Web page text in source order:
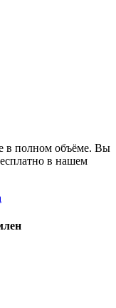
в полном объёме. Вы
в нашем